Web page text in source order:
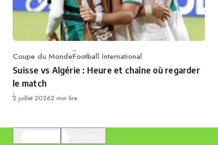
Category
Coupe du MondeFootball International
Suisse vs Algérie : Heure et chaîne où regarder
le match
Publié
2 juillet 20262 min lire